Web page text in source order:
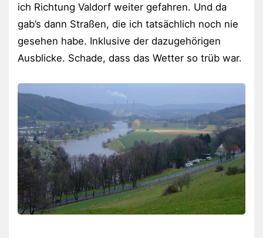
ich Richtung Valdorf weiter gefahren. Und da
gab’s dann Straßen, die ich tatsächlich noch nie
gesehen habe. Inklusive der dazugehörigen
Ausblicke. Schade, dass das Wetter so trüb war.